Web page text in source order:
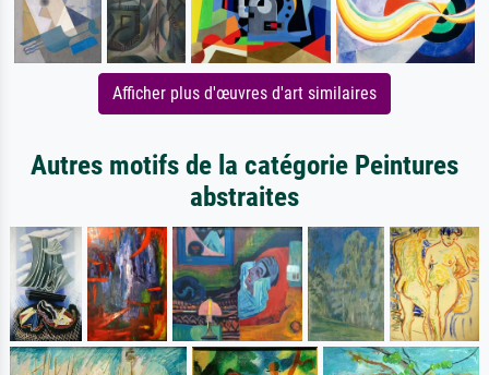
Afficher plus d'œuvres d'art similaires
Autres motifs de la catégorie Peintures
abstraites